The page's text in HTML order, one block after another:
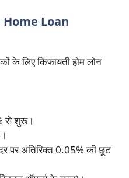
Home Loan
के लिए किफायती होम लोन
से शुरू।
दर पर अतिरिक्त 0.05% की छूट